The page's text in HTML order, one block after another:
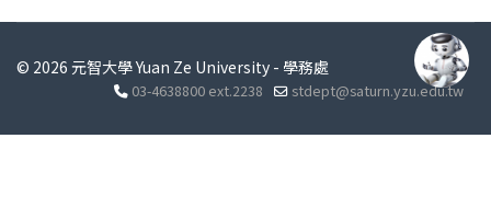
© 2026 元智大學 Yuan Ze University - 學務處
03-4638800 ext.2238 stdept@saturn.yzu.edu.tw